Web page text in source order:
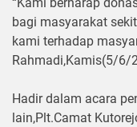
bagi masyarakat
kami terhadap
Rahmadi,Kamis(5/6/
Hadir dalam acara
lain,Plt.Camat